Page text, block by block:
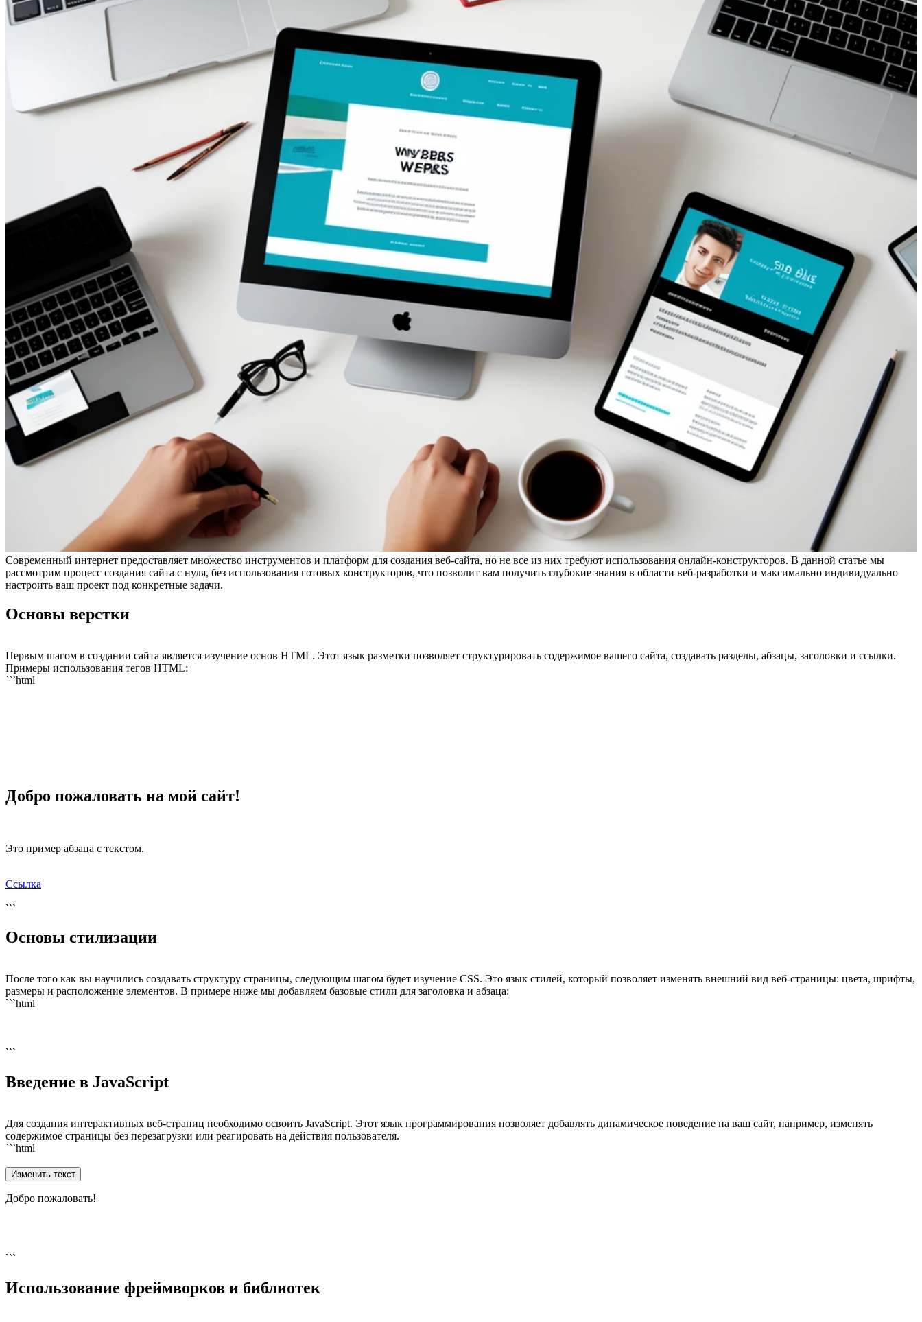
Современный интернет предоставляет множество инструментов и платформ для создания веб-сайта, но не все из них требуют использования онлайн-конструкторов. В данной статье мы
рассмотрим процесс создания сайта с нуля, без использования готовых конструкторов, что позволит вам получить глубокие знания в области веб-разработки и максимально индивидуально
настроить ваш проект под конкретные задачи.
Основы верстки
Первым шагом в создании сайта является изучение основ HTML. Этот язык разметки позволяет структурировать содержимое вашего сайта, создавать разделы, абзацы, заголовки и ссылки.
Примеры использования тегов HTML:
```html
Добро пожаловать на мой сайт!
Это пример абзаца с текстом.
Ссылка
```
Основы стилизации
После того как вы научились создавать структуру страницы, следующим шагом будет изучение CSS. Это язык стилей, который позволяет изменять внешний вид веб-страницы: цвета, шрифты,
размеры и расположение элементов. В примере ниже мы добавляем базовые стили для заголовка и абзаца:
```html
```
Введение в JavaScript
Для создания интерактивных веб-страниц необходимо освоить JavaScript. Этот язык программирования позволяет добавлять динамическое поведение на ваш сайт, например, изменять
содержимое страницы без перезагрузки или реагировать на действия пользователя.
```html
Изменить текст
Добро пожаловать!
```
Использование фреймворков и библиотек